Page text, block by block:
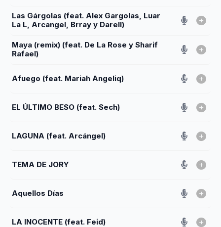
Las Gárgolas (feat. Alex Gargolas, Luar
La L, Arcangel, Brray y Darell)
Maya (remix) (feat. De La Rose y Sharif
Rafael)
Afuego (feat. Mariah Angeliq)
EL ÚLTIMO BESO (feat. Sech)
LAGUNA (feat. Arcángel)
TEMA DE JORY
Aquellos Días
LA INOCENTE (feat. Feid)